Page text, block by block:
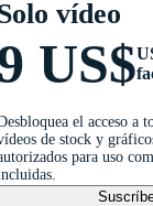
vídeo
US$
el acceso a
de stock y
para uso